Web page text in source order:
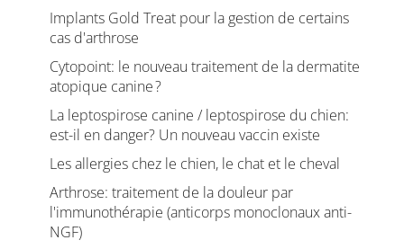
Implants Gold Treat pour la gestion de certains
cas d'arthrose
Cytopoint: le nouveau traitement de la dermatite
atopique canine ?
La leptospirose canine / leptospirose du chien:
est-il en danger? Un nouveau vaccin existe
Les allergies chez le chien, le chat et le cheval
Arthrose: traitement de la douleur par
l'immunothérapie (anticorps monoclonaux anti-
NGF)